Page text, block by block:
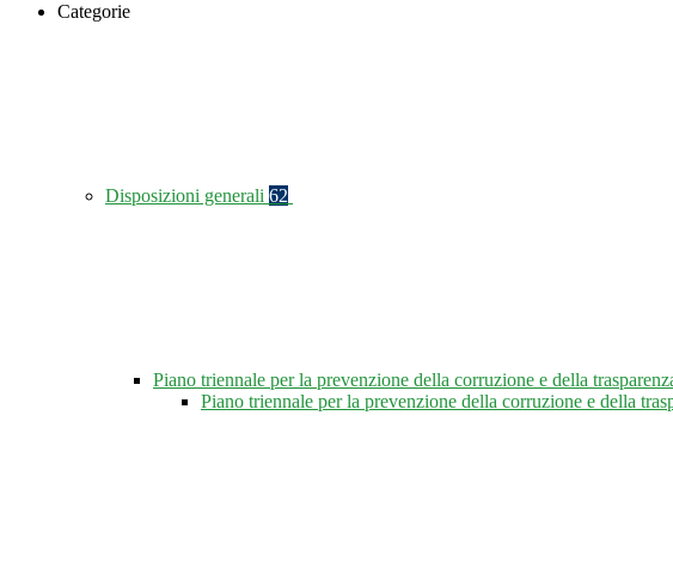
Categorie
Disposizioni generali 62
Piano triennale per la prevenzione della corruzione e della
Piano triennale per la prevenzione della corruzione e della